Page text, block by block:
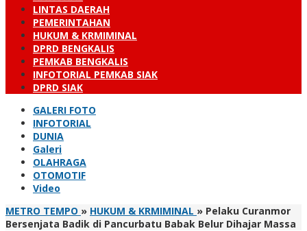
LINTAS DAERAH
PEMERINTAHAN
HUKUM & KRMIMINAL
DPRD BENGKALIS
PEMKAB BENGKALIS
INFOTORIAL PEMKAB SIAK
DPRD SIAK
GALERI FOTO
INFOTORIAL
DUNIA
Galeri
OLAHRAGA
OTOMOTIF
Video
METRO TEMPO » HUKUM & KRMIMINAL » Pelaku Curanmor
Bersenjata Badik di Pancurbatu Babak Belur Dihajar Massa